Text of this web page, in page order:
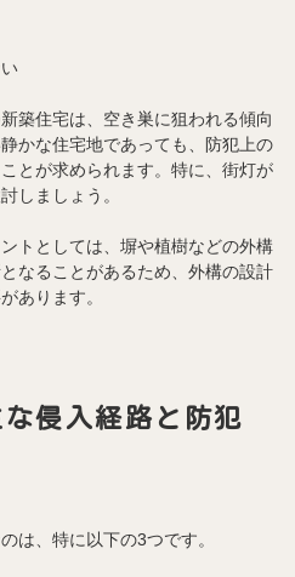
築住宅は、空き巣に狙われる傾向
かな住宅地であっても、防犯上の
とが求められます。特に、街灯が
しましょう。
トとしては、塀や植樹などの外構
なることがあるため、外構の設計
あります。
侵入経路と防犯
は、特に以下の3つです。